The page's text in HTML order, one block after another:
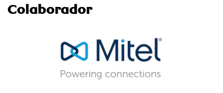
Colaborador